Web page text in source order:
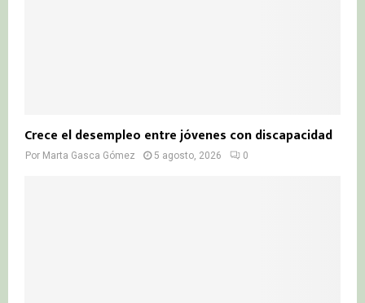
Crece el desempleo entre jóvenes con discapacidad
Por Marta Gasca Gómez 5 agosto, 2026 0